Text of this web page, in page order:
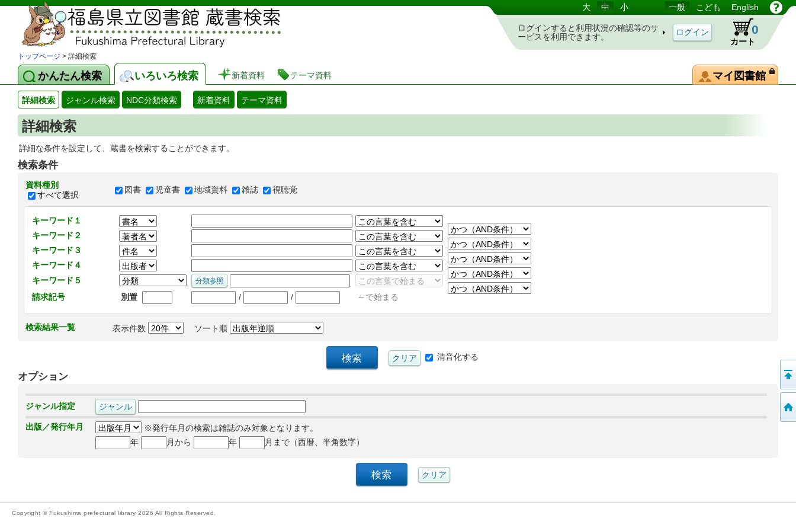
図書館 蔵書検索・予約システム 大 中 小 一般 こども English
ログインすると利用状況の確認等のサ
ービスを利用できます。
カート
0
トップページ > 詳細検索
かんたん検索 いろいろ検索 新着資料 テーマ資料 マイ図書館
詳細検索 ジャンル検索 NDC分類検索 新着資料 テーマ資料
詳細検索
詳細な条件を設定して、蔵書を検索することができます。
検索条件
資料種別
すべて選択
図書 児童書 地域資料 雑誌 視聴覚
キーワード１
キーワード２
キーワード３
キーワード４
キーワード５
請求記号
別置 / / ～で始まる
検索結果一覧 表示件数 ソート順
清音化する
オプション
ジャンル指定
出版／発行年月
※発行年月の検索は雑誌のみ対象となります。
年
月から 年 月まで（西暦、半角数字）
Copyright © Fukushima prefectural library 2026 All Rights Reserved.